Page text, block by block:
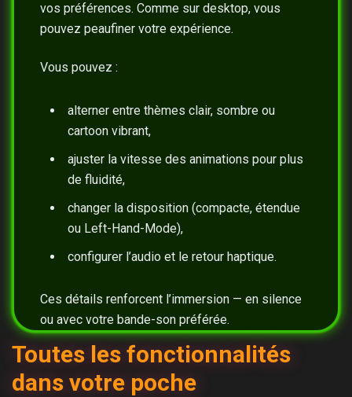
vos préférences. Comme sur desktop, vous
pouvez peaufiner votre expérience.
Vous pouvez :
alterner entre thèmes clair, sombre ou
cartoon vibrant,
ajuster la vitesse des animations pour plus
de fluidité,
changer la disposition (compacte, étendue
ou Left-Hand-Mode),
configurer l’audio et le retour haptique.
Ces détails renforcent l’immersion — en silence
ou avec votre bande-son préférée.
Toutes les fonctionnalités
dans votre poche